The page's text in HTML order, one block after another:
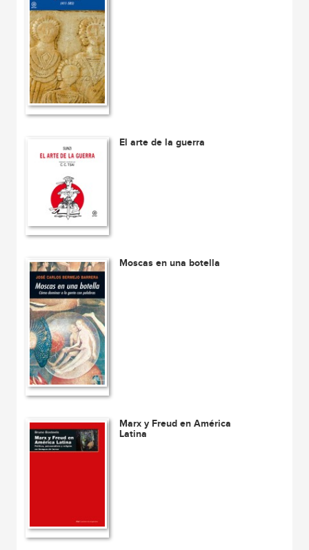
El arte de la guerra
Moscas en una botella
Marx y Freud en América
Latina